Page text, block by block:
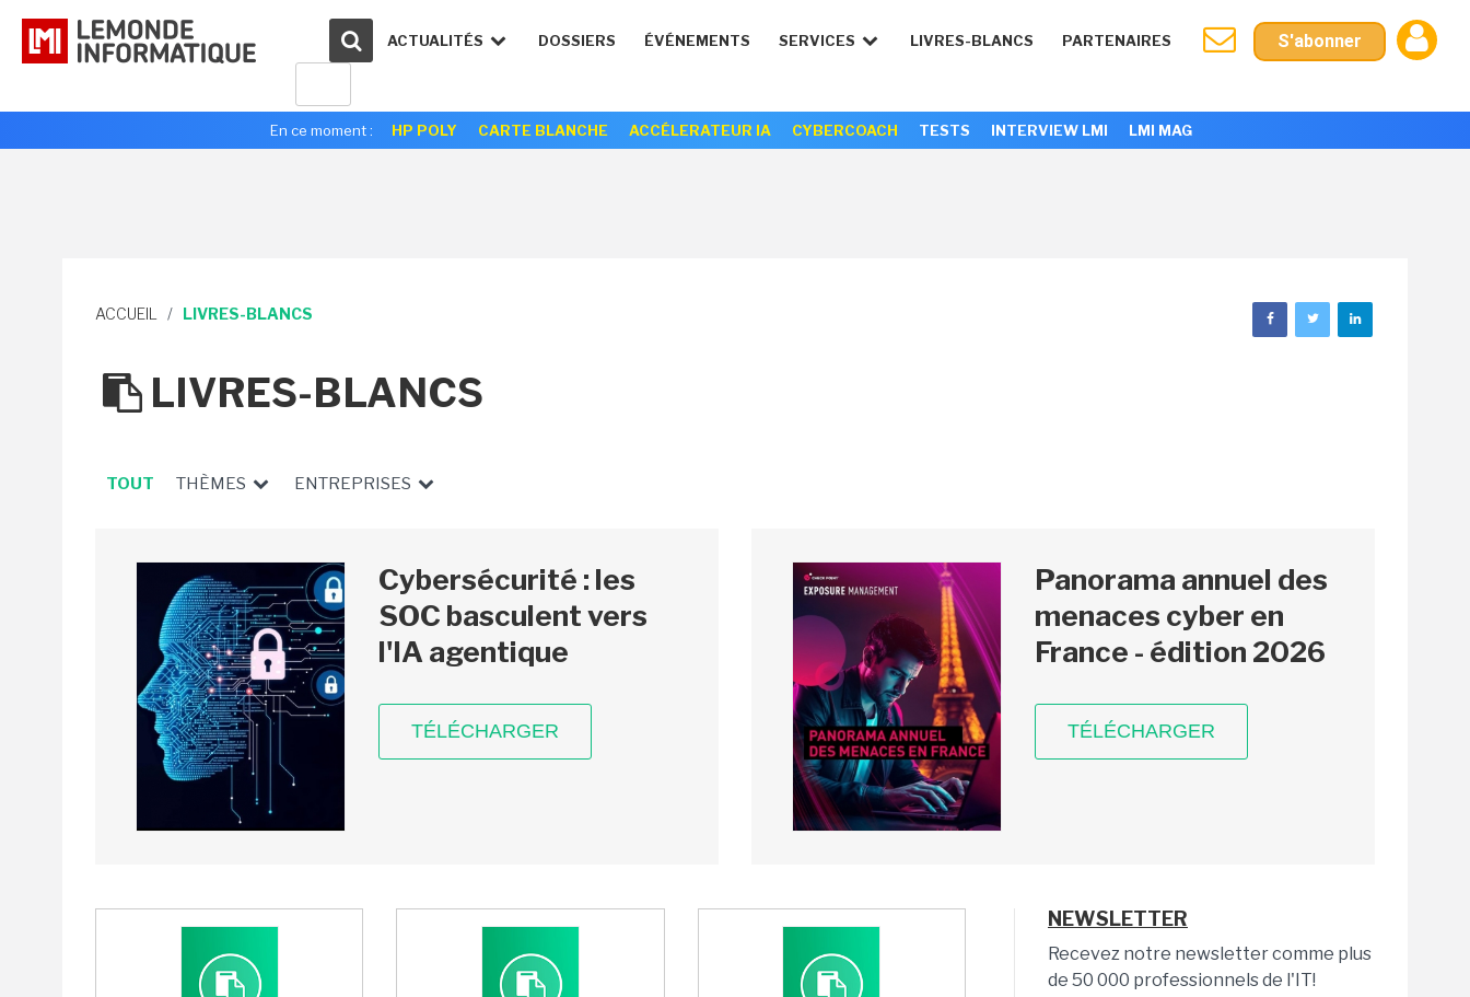
ACTUALITÉS DOSSIERS ÉVÉNEMENTS SERVICES LIVRES-BLANCS PARTENAIRES S'abonner
En ce moment : HP POLY CARTE BLANCHE ACCÉLERATEUR IA CYBERCOACH TESTS INTERVIEW LMI LMI MAG
ACCUEIL / LIVRES-BLANCS
LIVRES-BLANCS
TOUT THÈMES ENTREPRISES
Cybersécurité : les
SOC basculent vers
l'IA agentique
TÉLÉCHARGER
Panorama annuel des
menaces cyber en
France - édition 2026
TÉLÉCHARGER
NEWSLETTER
Recevez notre newsletter comme plus
de 50 000 professionnels de l'IT!